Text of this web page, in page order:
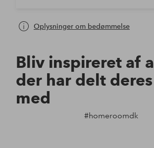
Oplysninger om bedømmelse
Bliv inspireret af
der har delt
med
#homeroomdk